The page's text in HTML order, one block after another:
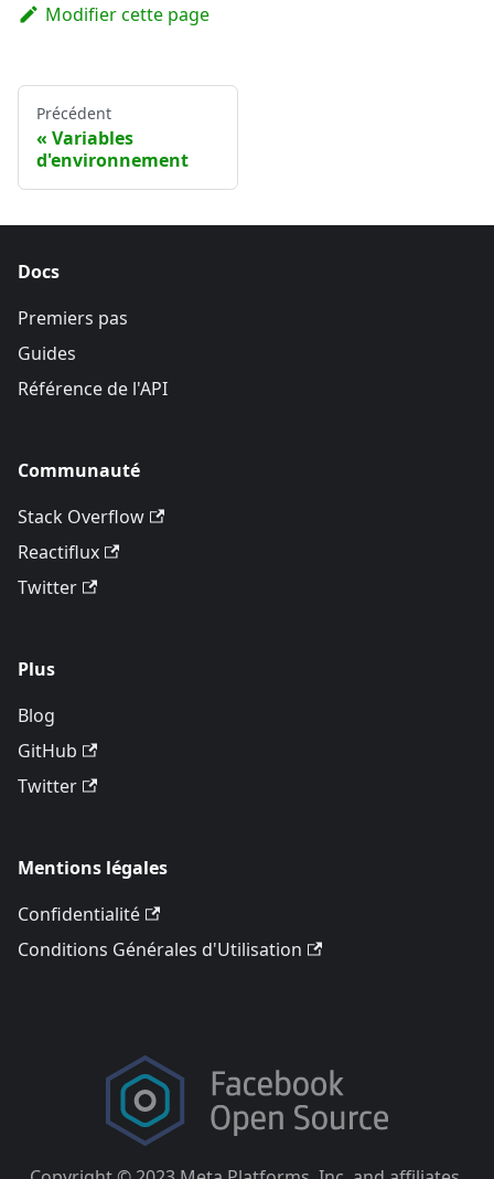
Modifier cette page
Précédent
Variables
d'environnement
Docs
Premiers pas
Guides
Référence de l'API
Communauté
Stack Overflow
Reactiflux
Twitter
Plus
Blog
GitHub
Twitter
Mentions légales
Confidentialité
Conditions Générales d'Utilisation